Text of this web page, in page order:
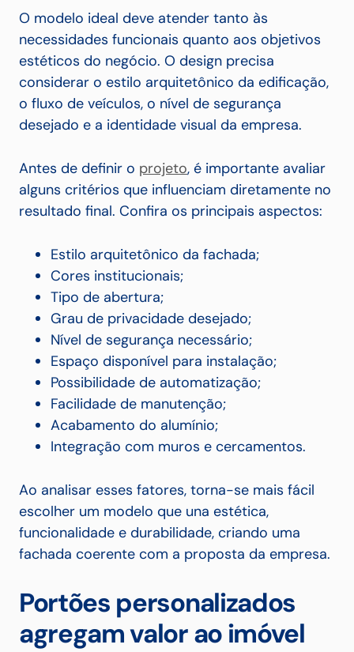
O modelo ideal deve atender tanto às
necessidades funcionais quanto aos objetivos
estéticos do negócio. O design precisa
considerar o estilo arquitetônico da edificação,
o fluxo de veículos, o nível de segurança
desejado e a identidade visual da empresa.
Antes de definir o projeto, é importante avaliar
alguns critérios que influenciam diretamente no
resultado final. Confira os principais aspectos:
Estilo arquitetônico da fachada;
Cores institucionais;
Tipo de abertura;
Grau de privacidade desejado;
Nível de segurança necessário;
Espaço disponível para instalação;
Possibilidade de automatização;
Facilidade de manutenção;
Acabamento do alumínio;
Integração com muros e cercamentos.
Ao analisar esses fatores, torna-se mais fácil
escolher um modelo que una estética,
funcionalidade e durabilidade, criando uma
fachada coerente com a proposta da empresa.
Portões personalizados
agregam valor ao imóvel